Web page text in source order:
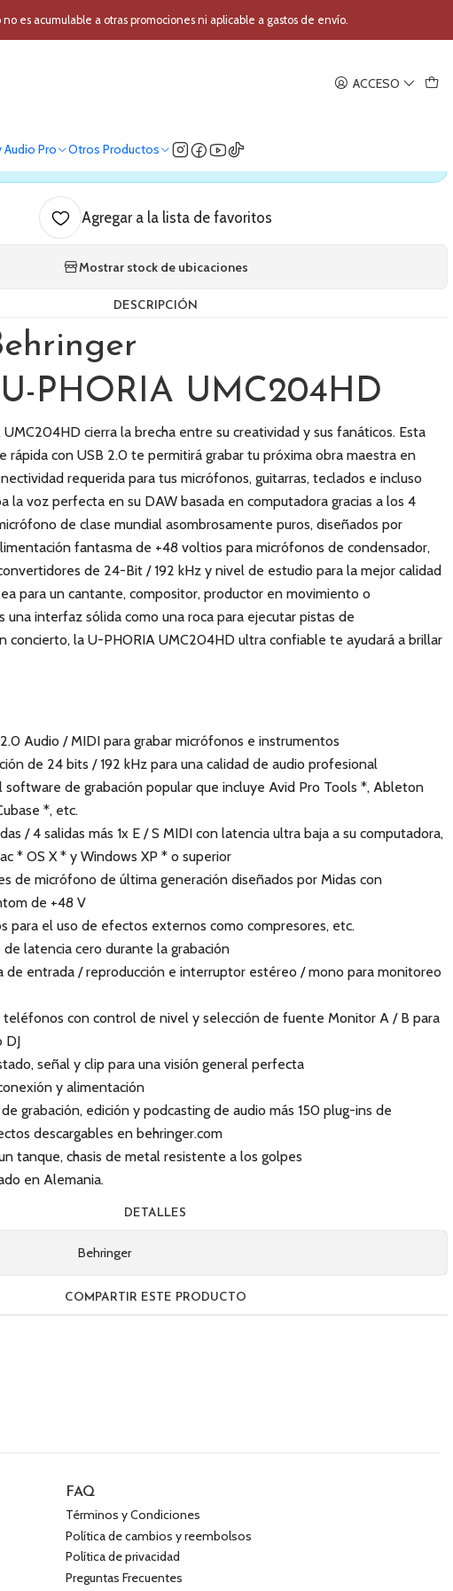
ACCESO
Audio Pro Otros Productos
es acumulable a otras promociones ni aplicable a gastos de envío.
U-PHORIA UMC204HD
U-PHORIA UMC204HD
verifica nuestro stock
Agregar a la lista de favoritos
Mostrar stock de ubicaciones
DESCRIPCIÓN
PHORIA UMC204HD
cierra la brecha entre su creatividad y sus fanáticos. Esta
con USB 2.0 te permitirá grabar tu próxima obra maestra en
requerida para tus micrófonos, guitarras, teclados e incluso
la voz perfecta en su DAW basada en computadora gracias a los 4
de clase mundial asombrosamente puros, diseñados por
fantasma de +48 voltios para micrófonos de condensador,
de 24-Bit / 192 kHz y nivel de estudio para la mejor calidad
para un cantante, compositor, productor en movimiento o
interfaz sólida como una roca para ejecutar pistas de
concierto, la U-PHORIA UMC204HD ultra confiable te ayudará a brillar
Audio / MIDI para grabar micrófonos e instrumentos
de 24 bits / 192 kHz para una calidad de audio profesional
software de grabación popular que incluye Avid Pro Tools *, Ableton
*, etc.
/ 4 salidas más 1x E / S MIDI con latencia ultra baja a su computadora,
* OS X * y Windows XP * o superior
de micrófono de última generación diseñados por Midas con
de +48 V
para el uso de efectos externos como compresores, etc.
latencia cero durante la grabación
de entrada / reproducción e interruptor estéreo / mono para monitoreo
con control de nivel y selección de fuente Monitor A / B para
DJ
señal y clip para una visión general perfecta
y alimentación
grabación, edición y podcasting de audio más 150 plug-ins de
descargables en behringer.com
tanque, chasis de metal resistente a los golpes
en Alemania.
DETALLES
Behringer
COMPARTIR ESTE PRODUCTO
FAQ
Términos y Condiciones
Política de cambios y reembolsos
Política de privacidad
Preguntas Frecuentes